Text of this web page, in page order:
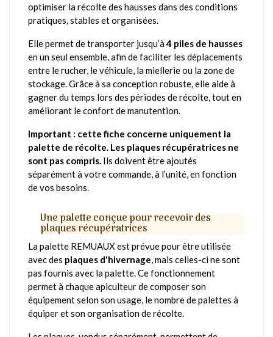
optimiser la récolte des hausses dans des conditions
pratiques, stables et organisées.
Elle permet de transporter jusqu’à4 piles de hausses
en un seul ensemble, afin de faciliter les déplacements
entre le rucher, le véhicule, la miellerie ou la zone de
stockage. Grâce à sa conception robuste, elle aide à
gagner du temps lors des périodes de récolte, tout en
améliorant le confort de manutention.
Important : cette fiche concerne uniquement la
palette de récolte. Les plaques récupératrices ne
sont pas compris. Ils doivent être ajoutés
séparément à votre commande, à l’unité, en fonction
de vos besoins.
Une palette conçue pour recevoir des
plaques récupératrices
La palette REMUAUX est prévue pour être utilisée
avec des plaques d'hivernage, mais celles-ci ne sont
pas fournis avec la palette. Ce fonctionnement
permet à chaque apiculteur de composer son
équipement selon son usage, le nombre de palettes à
équiper et son organisation de récolte.